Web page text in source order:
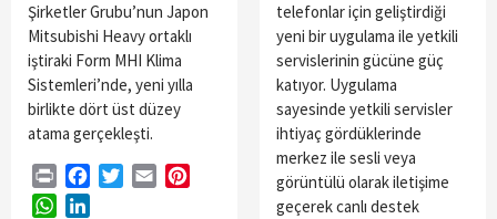
Şirketler Grubu’nun Japon
Mitsubishi Heavy ortaklı
iştiraki Form MHI Klima
Sistemleri’nde, yeni yılla
birlikte dört üst düzey
atama gerçekleşti.
Print FacebookTwitterEmail
WhatsApp
telefonlar için geliştirdiği
yeni bir uygulama ile yetkili
servislerinin gücüne güç
katıyor. Uygulama
sayesinde yetkili servisler
ihtiyaç gördüklerinde
merkez ile sesli veya
görüntülü olarak iletişime
geçerek canlı destek